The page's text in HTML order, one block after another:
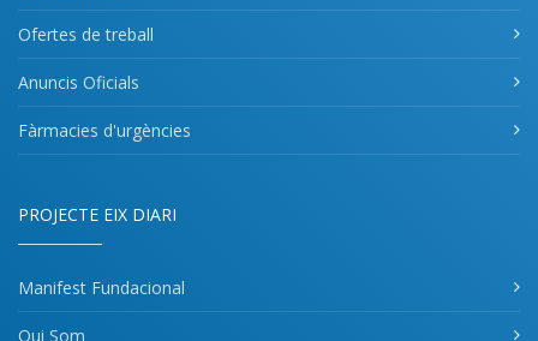
Ofertes de treball
Anuncis Oficials
Fàrmacies d'urgències
PROJECTE EIX DIARI
Manifest Fundacional
Qui Som